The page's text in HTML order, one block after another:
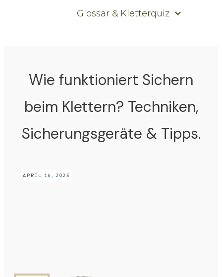
Glossar & Kletterquiz
Wie funktioniert Sichern
beim Klettern? Techniken,
Sicherungsgeräte & Tipps.
APRIL 16, 2025